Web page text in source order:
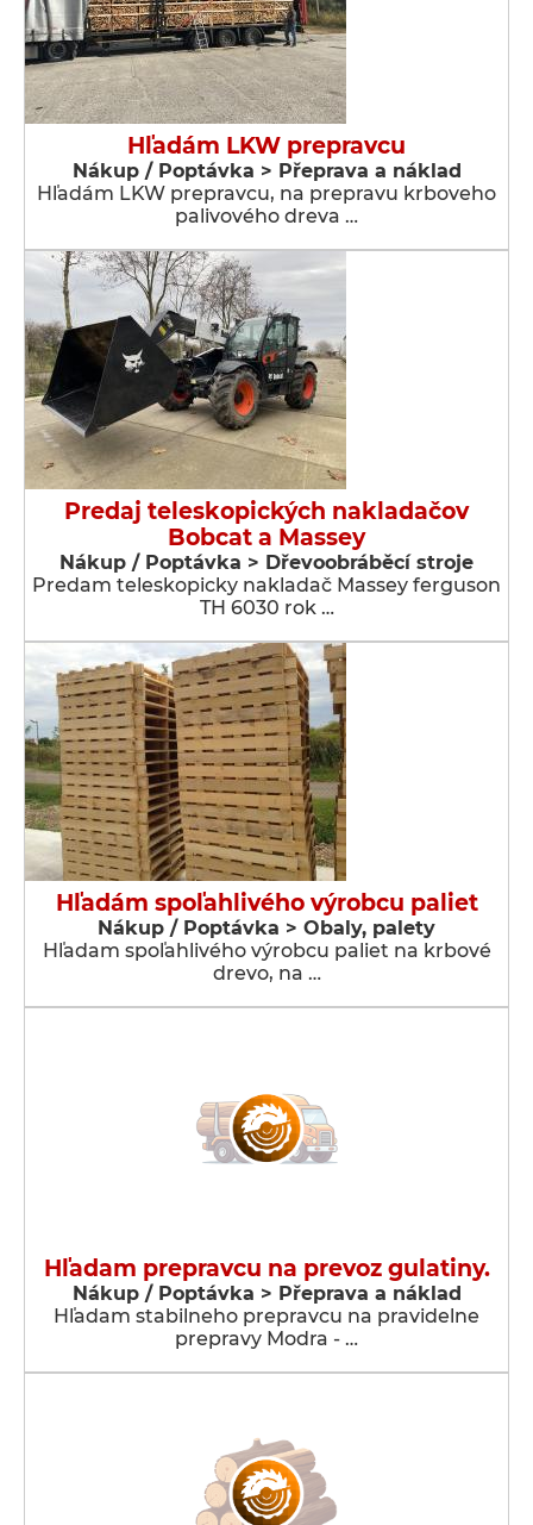
Hľadám LKW prepravcu
Nákup / Poptávka > Přeprava a náklad
Hľadám LKW prepravcu, na prepravu krboveho
palivového dreva …
Predaj teleskopických nakladačov
Bobcat a Massey
Nákup / Poptávka > Dřevoobráběcí stroje
Predam teleskopicky nakladač Massey ferguson
TH 6030 rok …
Hľadám spoľahlivého výrobcu paliet
Nákup / Poptávka > Obaly, palety
Hľadam spoľahlivého výrobcu paliet na krbové
drevo, na …
Hľadam prepravcu na prevoz gulatiny.
Nákup / Poptávka > Přeprava a náklad
Hľadam stabilneho prepravcu na pravidelne
prepravy Modra - …